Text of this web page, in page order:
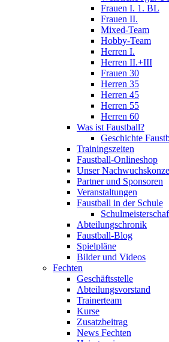
Frauen I. 1. BL
Frauen II.
Mixed-Team
Hobby-Team
Herren I.
Herren II.+III
Frauen 30
Herren 35
Herren 45
Herren 55
Herren 60
Was ist Faustball?
Geschichte
Trainingszeiten
Faustball-Onlineshop
Unser
Partner und Sponsoren
Veranstaltungen
Faustball in der Schule
Abteilungschronik
Faustball-Blog
Spielpläne
Bilder und Videos
Fechten
Geschäftsstelle
Abteilungsvorstand
Trainerteam
Kurse
Zusatzbeitrag
News Fechten